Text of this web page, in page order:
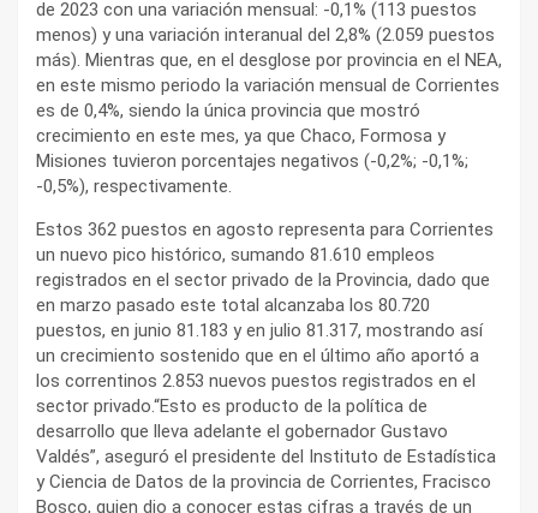
de 2023 con una variación mensual: -0,1% (113 puestos
menos) y una variación interanual del 2,8% (2.059 puestos
más). Mientras que, en el desglose por provincia en el NEA,
en este mismo periodo la variación mensual de Corrientes
es de 0,4%, siendo la única provincia que mostró
crecimiento en este mes, ya que Chaco, Formosa y
Misiones tuvieron porcentajes negativos (-0,2%; -0,1%;
-0,5%), respectivamente.
Estos 362 puestos en agosto representa para Corrientes
un nuevo pico histórico, sumando 81.610 empleos
registrados en el sector privado de la Provincia, dado que
en marzo pasado este total alcanzaba los 80.720
puestos, en junio 81.183 y en julio 81.317, mostrando así
un crecimiento sostenido que en el último año aportó a
los correntinos 2.853 nuevos puestos registrados en el
sector privado.“Esto es producto de la política de
desarrollo que lleva adelante el gobernador Gustavo
Valdés”, aseguró el presidente del Instituto de Estadística
y Ciencia de Datos de la provincia de Corrientes, Fracisco
Bosco, quien dio a conocer estas cifras a través de un